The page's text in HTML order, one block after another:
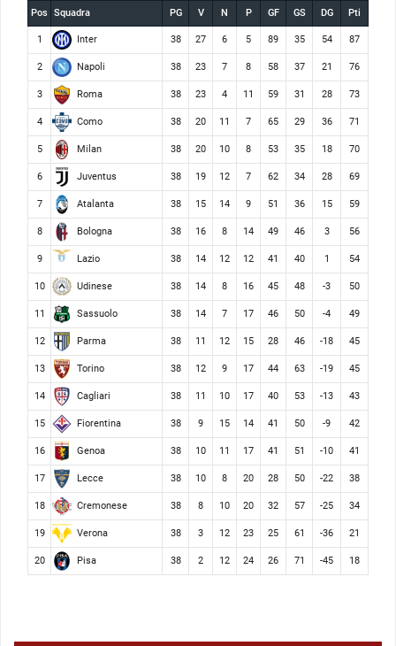
Pos Squadra PG V N P GF GS DG Pti
1 Inter 38 27 6 5 89 35 54 87
2 Napoli 38 23 7 8 58 37 21 76
3 Roma 38 23 4 11 59 31 28 73
4 Como 38 20 11 7 65 29 36 71
5 Milan 38 20 10 8 53 35 18 70
6 Juventus 38 19 12 7 62 34 28 69
7 Atalanta 38 15 14 9 51 36 15 59
8 Bologna 38 16 8 14 49 46 3 56
9 Lazio 38 14 12 12 41 40 1 54
10 Udinese 38 14 8 16 45 48 -3 50
11 Sassuolo 38 14 7 17 46 50 -4 49
12 Parma 38 11 12 15 28 46 -18 45
13 Torino 38 12 9 17 44 63 -19 45
14 Cagliari 38 11 10 17 40 53 -13 43
15 Fiorentina 38 9 15 14 41 50 -9 42
16 Genoa 38 10 11 17 41 51 -10 41
17 Lecce 38 10 8 20 28 50 -22 38
18 Cremonese 38 8 10 20 32 57 -25 34
19 Verona 38 3 12 23 25 61 -36 21
20 Pisa 38 2 12 24 26 71 -45 18